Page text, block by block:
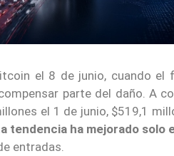
el 8 de junio, cuando el
parte del daño. A
el 1 de junio, $519,1
tendencia ha mejorado solo
entradas.